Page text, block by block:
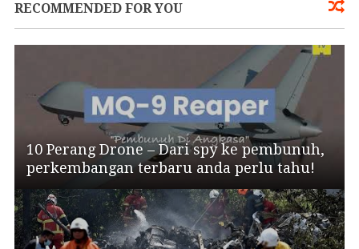
RECOMMENDED FOR YOU
10 Perang Drone – Dari spy ke pembunuh,
perkembangan terbaru anda perlu tahu!